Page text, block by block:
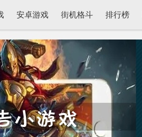
安卓游戏 街机格斗 排行榜